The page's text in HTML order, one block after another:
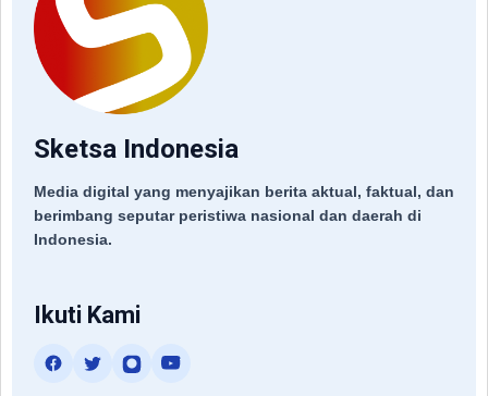
Sketsa Indonesia
Media digital yang menyajikan berita aktual, faktual, dan
berimbang seputar peristiwa nasional dan daerah di
Indonesia.
Ikuti Kami